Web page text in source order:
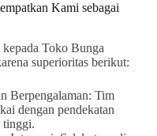
Kami sebagai
Toko Bunga
superioritas berikut:
Berpengalaman: Tim
dengan pendekatan
tinggi.